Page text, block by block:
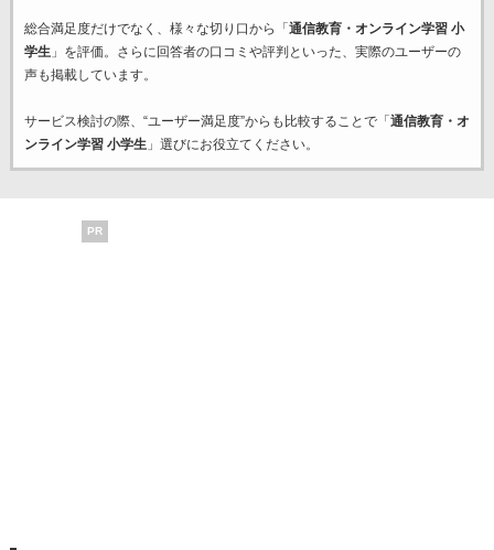
総合満足度だけでなく、様々な切り口から「 通信教育・オンライン学習 小
学生」を評価。さらに回答者の口コミや評判といった、実際のユーザーの
声も掲載しています。
サービス検討の際、“ユーザー満足度”からも比較することで「 通信教育・オ
ンライン学習 小学生」選びにお役立てください。
PR